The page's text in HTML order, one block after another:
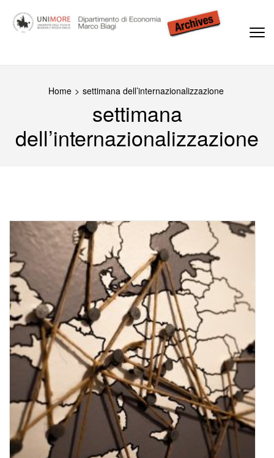
contenuto
Home > settimana dell’internazionalizzazione
settimana
dell’internazionalizzazione